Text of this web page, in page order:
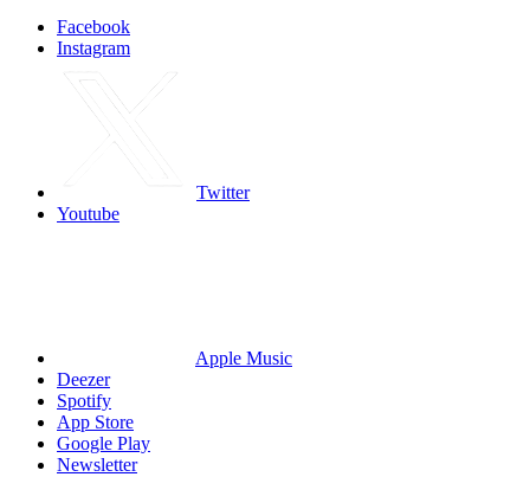
Facebook
Instagram
Twitter
Youtube
Apple Music
Deezer
Spotify
App Store
Google Play
Newsletter